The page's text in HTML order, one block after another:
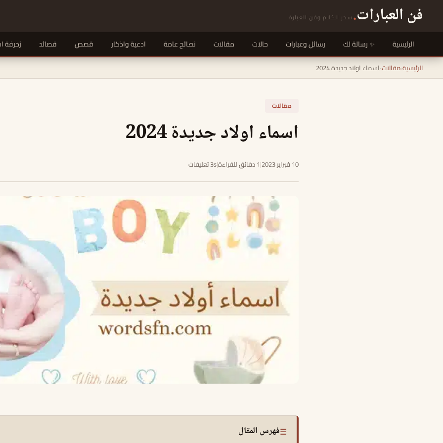
فن العبارات. سحر الكلام وفن العبارة
الرئيسية رسالة لك رسائل وعبارات حالات مقالات نصائح عامة ادعية واذكار قصص قصائد زخرفة
الرئيسية›مقالات›اسماء اولاد جديدة 2024
مقالات
اسماء اولاد جديدة 2024
10 فبراير 2023 |1 دقائق للقراءة |3s تعليقات
☰فهرس المقال